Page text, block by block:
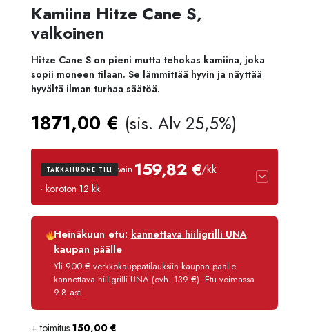
Kamiina Hitze Cane S,
valkoinen
Hitze Cane S on pieni mutta tehokas kamiina, joka
sopii moneen tilaan. Se lämmittää hyvin ja näyttää
hyvältä ilman turhaa säätöä.
1871,00 € (sis. Alv 25,5%)
TAKKAHUONE-TILI vain 159,82 €/kk
· koroton 12 kk
Luottoaika
12 kk
Korko
Käsittelymaksu
3,90 €/kk
Maksettava yhteensä
1 917,80 €
Heinäkuun etu: kannettava hiiligrilli UNA
kaupan päälle
Yli 900 € verkkokauppatilauksiin kaupan päälle
kannettava hiiligrilli UNA (ovh. 139 €). Etu voimassa
9.8 asti.
+ toimitus 150,00 €